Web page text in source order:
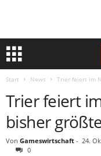
Start News Trier feiert im
Trier feiert
bisher
Von Gameswirtschaft - 24.
0